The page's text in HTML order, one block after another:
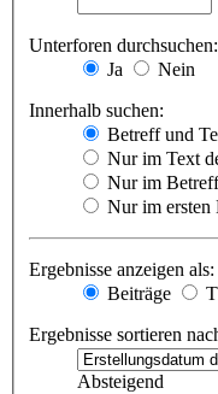
Unterforen durchsuchen:
Ja
Nein
Innerhalb suchen:
Betreff und
Nur im Text
Nur im
Nur im ersten
Ergebnisse anzeigen als:
Beiträge
Ergebnisse sortieren
Absteigend